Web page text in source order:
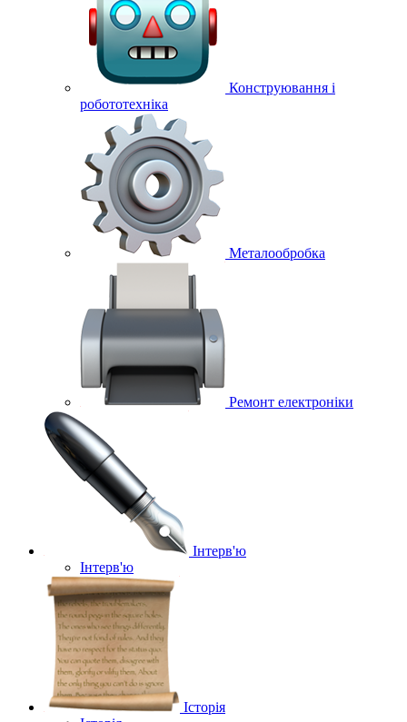
Конструювання і
робототехніка
Металообробка
Ремонт електроніки
Інтерв'ю
Інтерв'ю
Історія